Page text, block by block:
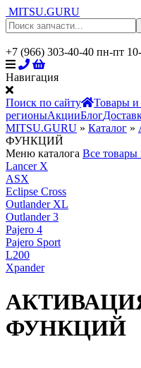
MITSU.GURU
+7 (966) 303-40-40 пн-пт
Навигация
Поиск по сайту Товары и
регионыАкцииБлог
MITSU.GURU » Каталог »
ФУНКЦИЙ
Меню каталога Все товары
Lancer X
ASX
Eclipse Cross
Outlander XL
Outlander 3
Pajero 4
Pajero Sport
L200
Xpander
ФУНКЦИЙ